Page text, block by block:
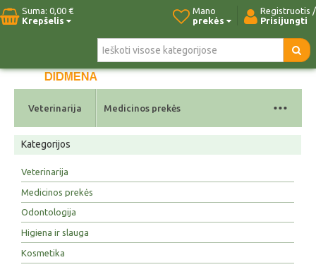
Suma: 0,00 €
Krepšelis
Registruotis /
Prisijungti
Mano
prekės
Pradžia Naujos prekės Kontaktai
Veterinarija Medicinos prekės ...
Kategorijos
Veterinarija
Medicinos prekės
Odontologija
Higiena ir slauga
Kosmetika